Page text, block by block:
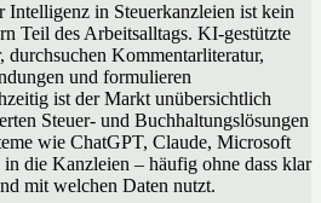
in Steuerkanzleien ist kein
Teil des Arbeitsalltags. KI-gestützte
durchsuchen Kommentarliteratur,
und formulieren
ist der Markt unübersichtlich
Steuer- und Buchhaltungslösungen
wie ChatGPT, Claude, Microsoft
die Kanzleien – häufig ohne dass klar
mit welchen Daten nutzt.